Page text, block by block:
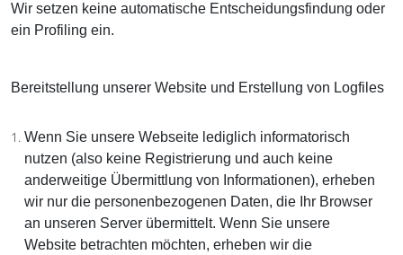
Wir setzen keine automatische Entscheidungsfindung oder
ein Profiling ein.
Bereitstellung unserer Website und Erstellung von Logfiles
Wenn Sie unsere Webseite lediglich informatorisch
nutzen (also keine Registrierung und auch keine
anderweitige Übermittlung von Informationen), erheben
wir nur die personenbezogenen Daten, die Ihr Browser
an unseren Server übermittelt. Wenn Sie unsere
Website betrachten möchten, erheben wir die